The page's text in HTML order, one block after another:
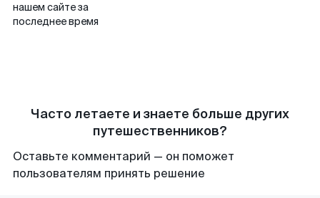
нашем сайте за
последнее время
Часто летаете и знаете больше других
путешественников?
Оставьте комментарий — он поможет
пользователям принять решение